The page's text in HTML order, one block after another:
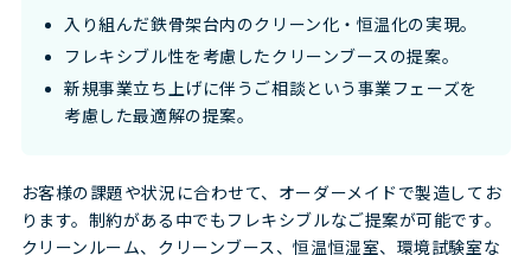
入り組んだ鉄骨架台内のクリーン化・恒温化の実現。
フレキシブル性を考慮したクリーンブースの提案。
新規事業立ち上げに伴うご相談という事業フェーズを
考慮した最適解の提案。
お客様の課題や状況に合わせて、オーダーメイドで製造してお
ります。制約がある中でもフレキシブルなご提案が可能です。
クリーンルーム、クリーンブース、恒温恒湿室、環境試験室な